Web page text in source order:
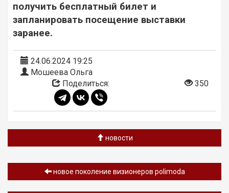
получить бесплатный билет и
запланировать посещение выставки
заранее.
24.06.2024 19:25
Мошеева Ольга
Поделиться:
350
новости
новое поколение визионеров polimoda